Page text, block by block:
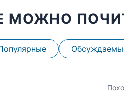
МОЖНО